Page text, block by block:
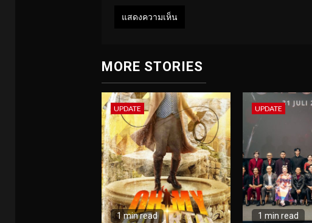
MORE STORIES
UPDATE
1 min read
UPDATE
1 min read